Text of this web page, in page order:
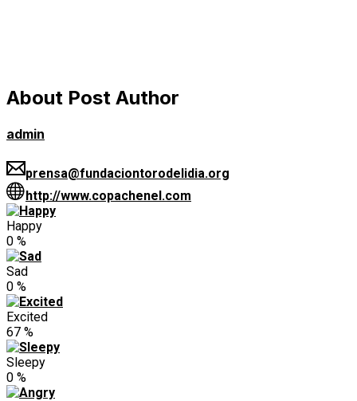
About Post Author
admin
prensa@fundaciontorodelidia.org
http://www.copachenel.com
Happy
0 %
Sad
0 %
Excited
67 %
Sleepy
0 %